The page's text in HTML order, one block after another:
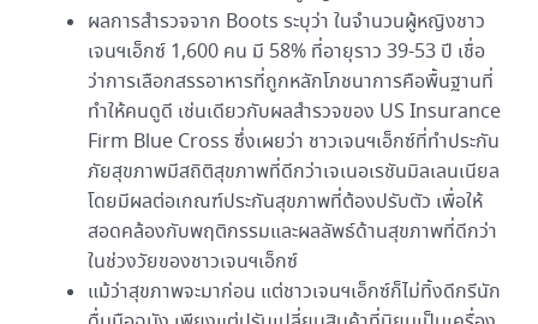
ผลการสำรวจจาก Boots ระบุว่า ในจำนวนผู้หญิงชาว
เจนฯเอ็กซ์ 1,600 คน มี 58% ที่อายุราว 39-53 ปี เชื่อ
ว่าการเลือกสรรอาหารที่ถูกหลักโภชนาการคือพื้นฐานที่
ทำให้คนดูดี เช่นเดียวกับผลสำรวจของ US Insurance
Firm Blue Cross ซึ่งเผยว่า ชาวเจนฯเอ็กซ์ที่ทำประกัน
ภัยสุขภาพมีสถิติสุขภาพที่ดีกว่าเจเนอเรชันมิลเลนเนียล
โดยมีผลต่อเกณฑ์ประกันสุขภาพที่ต้องปรับตัว เพื่อให้
สอดคล้องกับพฤติกรรมและผลลัพธ์ด้านสุขภาพที่ดีกว่า
ในช่วงวัยของชาวเจนฯเอ็กซ์
แม้ว่าสุขภาพจะมาก่อน แต่ชาวเจนฯเอ็กซ์ก็ไม่ทิ้งดีกรีนัก